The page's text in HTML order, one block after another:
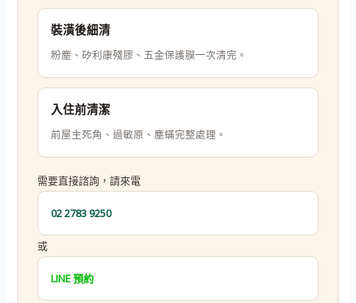
裝潢後細清
粉塵、矽利康殘膠、五金保護膜一次清完。
入住前清潔
前屋主死角、過敏原、塵蟎完整處理。
需要直接諮詢，請來電
02 2783 9250
或
LINE 預約